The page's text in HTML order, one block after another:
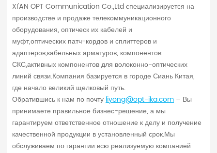
XI'AN OPT Communication Co.,Ltd специализируется на
производстве и продаже телекоммуникационного
оборудования, оптическ их кабелей и
муфт,оптических патч-кордов и сплиттеров и
адаптеров,кабельных арматуров, компонентов
СКС,активных компонентов для волоконно-оптических
линий связи.Компания базируется в городе Сиань Китая,
где начало великий щелковый путь.
Обратившись к нам по почтуliyong@opt-ika.com – Вы
принимаете правильное бизнес-решение, а мы
гарантируем ответственное отношение к делу и получение
качественной продукции в установленный срок.Мы
обслуживаем по гарантии всю реализуемую компанией